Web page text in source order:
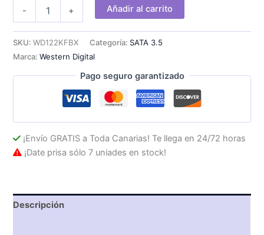
-
Pro
12Tb
SATA3
+ Añadir al carrito
SKU:WD122KFBX Categoría: SATA 3.5
Marca:Western Digital
Pago seguro garantizado
¡Envío GRATIS a Toda Canarias! Te llega en 24/72 horas
¡Date prisa sólo 7 uniades en stock!
Descripción